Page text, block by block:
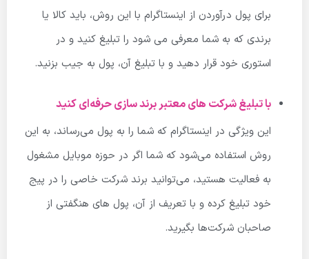
برای پول درآوردن از اینستاگرام با این روش، باید کالا یا
برندی که به شما معرفی می شود را تبلیغ کنید و در
استوری خود قرار دهید و با تبلیغ آن، پول به جیب بزنید.
با تبلیغ شرکت های معتبر برند سازی حرفه‌ای کنید
این ویژگی در اینستاگرام که شما را به پول می‌رساند، به این
روش استفاده می‌شود که شما اگر در حوزه موبایل مشغول
به فعالیت هستید، می‌توانید برند شرکت خاصی را در پیج
خود تبلیغ کرده و با تعریف از آن، پول های هنگفتی از
صاحبان شرکت‌ها بگیرید.